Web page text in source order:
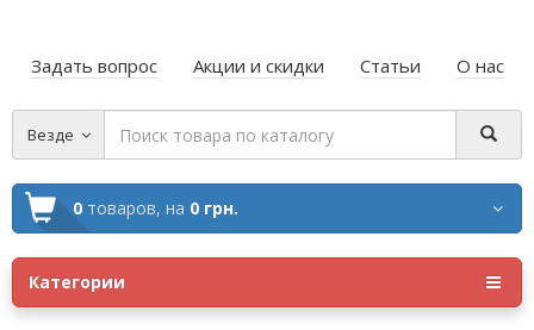
Задать вопрос Акции и скидки Статьи О нас
Везде
0 товаров, на 0 грн.
Категории